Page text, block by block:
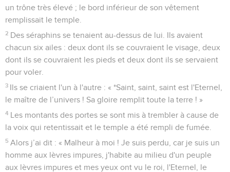
un trône très élevé ; le bord inférieur de son vêtement
remplissait le temple.
2 Des séraphins se tenaient au-dessus de lui. Ils avaient
chacun six ailes : deux dont ils se couvraient le visage, deux
dont ils se couvraient les pieds et deux dont ils se servaient
pour voler.
3 Ils se criaient l'un à l'autre : « *Saint, saint, saint est l'Eternel,
le maître de l’univers ! Sa gloire remplit toute la terre ! »
4 Les montants des portes se sont mis à trembler à cause de
la voix qui retentissait et le temple a été rempli de fumée.
5 Alors j’ai dit : « Malheur à moi ! Je suis perdu, car je suis un
homme aux lèvres impures, j'habite au milieu d'un peuple
aux lèvres impures et mes yeux ont vu le roi, l'Eternel, le